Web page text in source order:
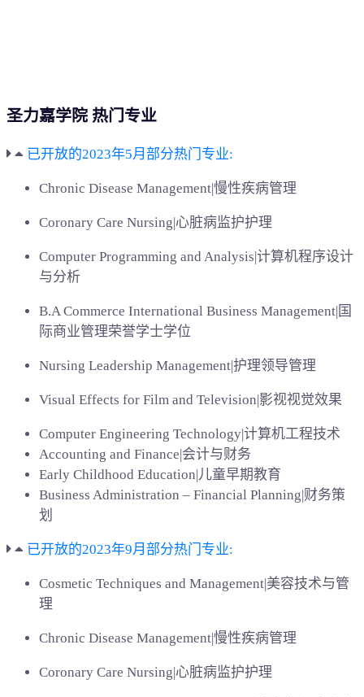
圣力嘉学院 热门专业
已开放的2023年5月部分热门专业:
Chronic Disease Management|慢性疾病管理
Coronary Care Nursing|心脏病监护护理
Computer Programming and Analysis|计算机程序设计
与分析
B.A Commerce International Business Management|国
际商业管理荣誉学士学位
Nursing Leadership Management|护理领导管理
Visual Effects for Film and Television|影视视觉效果
Computer Engineering Technology|计算机工程技术
Accounting and Finance|会计与财务
Early Childhood Education|儿童早期教育
Business Administration – Financial Planning|财务策
划
已开放的2023年9月部分热门专业:
Cosmetic Techniques and Management|美容技术与管
理
Chronic Disease Management|慢性疾病管理
Coronary Care Nursing|心脏病监护护理